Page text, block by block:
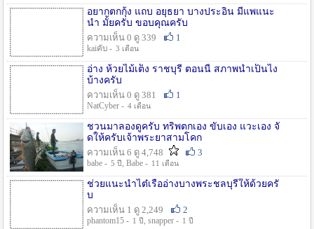
อยากตกกุ้ง แถบ อยุธยา บางประอิน มีแพแนะ
นำ มั้ยครับ ขอบคุณครับ
ความเห็น 0 ดู 339
1
kaiคับ - 3 เดือน
อ่าง ห้วยไม้เต็ง ราชบุรี ตอนนี้ สภาพน้ำเป็นไง
บ้างครับ
ความเห็น 0 ดู 381
1
NatCyber - 4 เดือน
ชวนมาลองดูครับ ทริพตกเอง ขับเอง แวะเอง จั
ดให้ครับเจ้าพระยาสามโคก
ความเห็น 6 ดู 4,748
3
babe - 5 ปี , Babe - 11 เดือน
ช่วยแนะนำไต๋เรืออ่างบางพระชลบุรีให้ด้วยครั
บ
ความเห็น 1 ดู 2,249
2
phantom15 - 1 ปี , snapper - 1 ปี